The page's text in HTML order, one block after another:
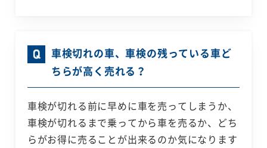
車検切れの車、車検の残っている車ど
ちらが高く売れる？
車検が切れる前に早めに車を売ってしまうか、
車検が切れるまで乗ってから車を売るか、どち
らがお得に売ることが出来るのか気になります